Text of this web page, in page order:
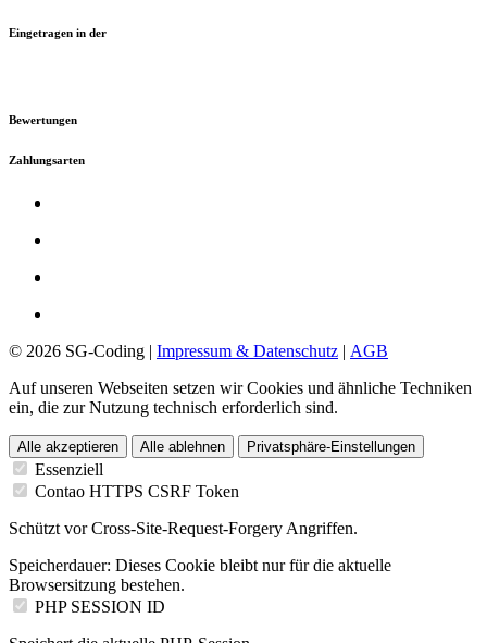
Eingetragen in der
Bewertungen
Zahlungsarten
© 2026 SG-Coding | Impressum & Datenschutz | AGB
Auf unseren Webseiten setzen wir Cookies und ähnliche Techniken
ein, die zur Nutzung technisch erforderlich sind.
Alle akzeptieren Alle ablehnen Privatsphäre-Einstellungen
Essenziell
Contao HTTPS CSRF Token
Schützt vor Cross-Site-Request-Forgery Angriffen.
Speicherdauer: Dieses Cookie bleibt nur für die aktuelle
Browsersitzung bestehen.
PHP SESSION ID